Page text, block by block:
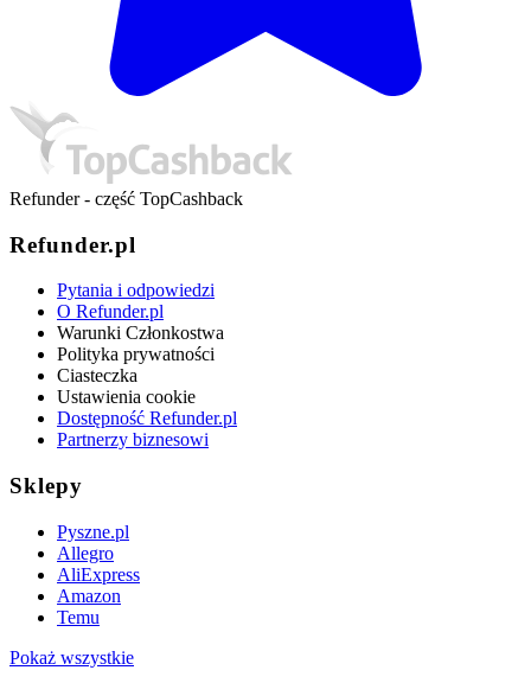
Refunder - część TopCashback
Refunder.pl
Pytania i odpowiedzi
O Refunder.pl
Warunki Członkostwa
Polityka prywatności
Ciasteczka
Ustawienia cookie
Dostępność Refunder.pl
Partnerzy biznesowi
Sklepy
Pyszne.pl
Allegro
AliExpress
Amazon
Temu
Pokaż wszystkie